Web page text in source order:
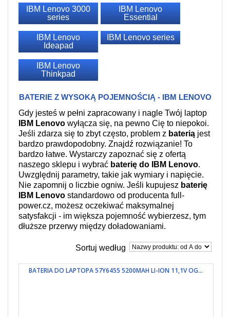
IBM Lenovo 3000
series
IBM Lenovo
Essential
IBM Lenovo
Ideapad
IBM Lenovo series
IBM Lenovo
Thinkpad
BATERIE Z WYSOKĄ POJEMNOŚCIĄ - IBM LENOVO
Gdy jesteś w pełni zapracowany i nagle Twój laptop
IBM Lenovo wyłącza się, na pewno Cię to niepokoi.
Jeśli zdarza się to zbyt często, problem z baterią jest
bardzo prawdopodobny. Znajdź rozwiązanie! To
bardzo łatwe. Wystarczy zapoznać się z ofertą
naszego sklepu i wybrać baterię do IBM Lenovo.
Uwzględnij parametry, takie jak wymiary i napięcie.
Nie zapomnij o liczbie ogniw. Jeśli kupujesz baterię
IBM Lenovo standardowo od producenta full-
power.cz, możesz oczekiwać maksymalnej
satysfakcji - im większa pojemność wybierzesz, tym
dłuższe przerwy między doładowaniami.
Sortuj według
BATERIA DO LAPTOPA 57Y6455 5200MAH LI-ION 11,1V OG...